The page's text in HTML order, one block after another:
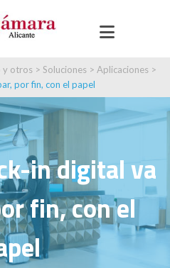
y otros > Soluciones > Aplicaciones >
por fin, con el papel
in digital va
fin, con el